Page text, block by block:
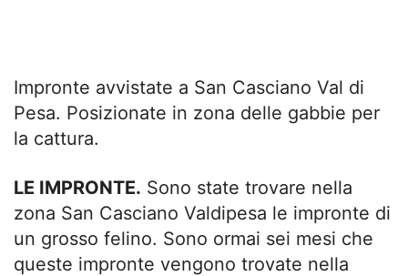
Impronte avvistate a San Casciano Val di
Pesa. Posizionate in zona delle gabbie per
la cattura.
LE IMPRONTE. Sono state trovare nella
zona San Casciano Valdipesa le impronte di
un grosso felino. Sono ormai sei mesi che
queste impronte vengono trovate nella